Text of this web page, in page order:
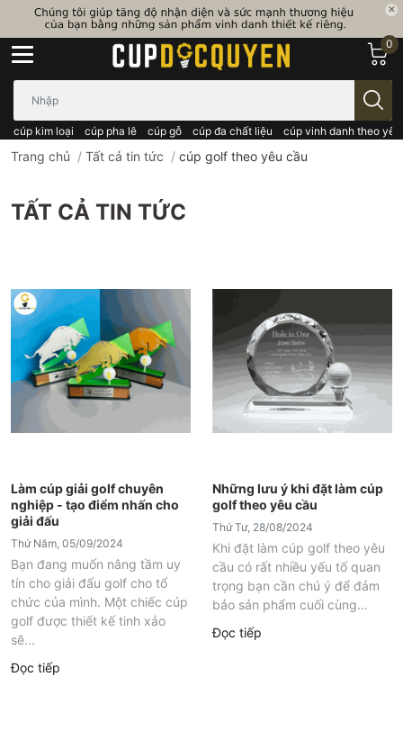
cúp kim loại cúp pha lê cúp gỗ cúp đa chất liệu cúp vinh danh theo
0
Trang chủ / Tất cả tin tức / cúp golf theo yêu cầu
TẤT CẢ TIN TỨC
Làm cúp giải golf chuyên
nghiệp - tạo điểm nhấn cho
giải đấu
Thứ Năm, 05/09/2024
Bạn đang muốn nâng tầm uy
tín cho giải đấu golf cho tổ
chức của mình. Một chiếc cúp
golf được thiết kế tinh xảo
sẽ...
Đọc tiếp
Những lưu ý khi đặt làm cúp
golf theo yêu cầu
Thứ Tư, 28/08/2024
Khi đặt làm cúp golf theo yêu
cầu có rất nhiều yếu tố quan
trọng bạn cần chú ý để đảm
bảo sản phẩm cuối cùng...
Đọc tiếp